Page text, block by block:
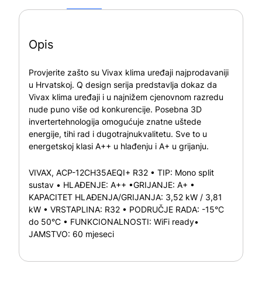
Opis
Provjerite zašto su Vivax klima uređaji najprodavaniji
u Hrvatskoj. Q design serija predstavlja dokaz da
Vivax klima uređaji i u najnižem cjenovnom razredu
nude puno više od konkurencije. Posebna 3D
invertertehnologija omogućuje znatne uštede
energije, tihi rad i dugotrajnukvalitetu. Sve to u
energetskoj klasi A++ u hlađenju i A+ u grijanju.
VIVAX, ACP-12CH35AEQI+ R32 • TIP: Mono split
sustav • HLAĐENJE: A++ •GRIJANJE: A+ •
KAPACITET HLAĐENJA/GRIJANJA: 3,52 kW / 3,81
kW • VRSTAPLINA: R32 • PODRUČJE RADA: -15°C
do 50°C • FUNKCIONALNOSTI: WiFi ready•
JAMSTVO: 60 mjeseci